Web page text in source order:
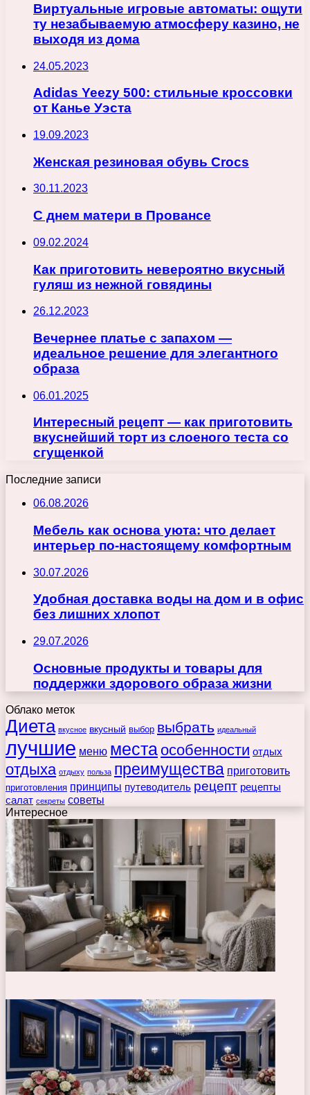
Виртуальные игровые автоматы: ощути
ту незабываемую атмосферу казино, не
выходя из дома
24.05.2023
Adidas Yeezy 500: стильные кроссовки
от Канье Уэста
19.09.2023
Женская резиновая обувь Crocs
30.11.2023
С днем матери в Провансе
09.02.2024
Как приготовить невероятно вкусный
гуляш из нежной говядины
26.12.2023
Вечернее платье с запахом —
идеальное решение для элегантного
образа
06.01.2025
Интересный рецепт — как приготовить
вкуснейший торт из слоеного теста со
сгущенкой
Последние записи
06.08.2026
Мебель как основа уюта: что делает
интерьер по-настоящему комфортным
30.07.2026
Удобная доставка воды на дом и в офис
без лишних хлопот
29.07.2026
Основные продукты и товары для
поддержки здорового образа жизни
Облако меток
Диета вкусное вкусный выбор выбрать идеальный
лучшие меню места особенности отдых
отдыха отдыху польза преимущества приготовить
приготовления принципы путеводитель рецепт рецепты
салат секреты советы
Интересное